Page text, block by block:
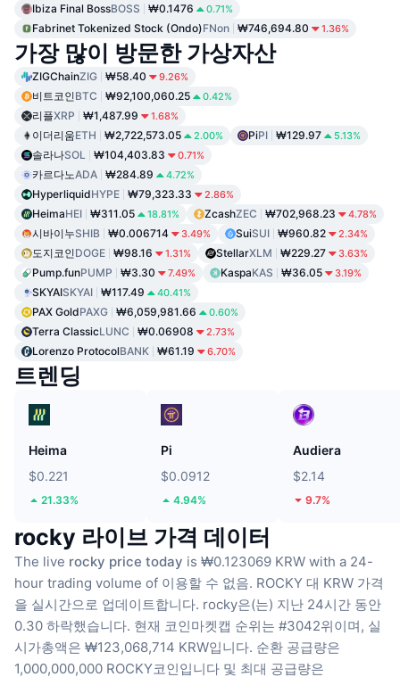
Ibiza Final BossBOSS ₩0.1476 0.71%
Fabrinet Tokenized Stock (Ondo)FNon ₩746,694.80 1.36%
가장 많이 방문한 가상자산
ZIGChainZIG ₩58.40 9.26%
비트코인BTC ₩92,100,060.25 0.42%
리플XRP ₩1,487.99 1.68%
이더리움ETH ₩2,722,573.05 2.00% PiPI ₩129.97 5.13%
솔라나SOL ₩104,403.83 0.71%
카르다노ADA ₩284.89 4.72%
HyperliquidHYPE ₩79,323.33 2.86%
HeimaHEI ₩311.05 18.81% ZcashZEC ₩702,968.23 4.78%
시바이누SHIB ₩0.006714 3.49% SuiSUI ₩960.82 2.34%
도지코인DOGE ₩98.16 1.31% StellarXLM ₩229.27 3.63%
Pump.funPUMP ₩3.30 7.49% KaspaKAS ₩36.05 3.19%
SKYAISKYAI ₩117.49 40.41%
PAX GoldPAXG ₩6,059,981.66 0.60%
Terra ClassicLUNC ₩0.06908 2.73%
Lorenzo ProtocolBANK ₩61.19 6.70%
트렌딩
Heima
$0.221
21.33%
Pi
$0.0912
4.94%
Audiera
$2.14
9.7%
rocky 라이브 가격 데이터
The live rocky price today is ₩0.123069 KRW with a 24-
hour trading volume of 이용할 수 없음. ROCKY 대 KRW 가격
을 실시간으로 업데이트합니다. rocky은(는) 지난 24시간 동안
0.30 하락했습니다. 현재 코인마켓캡 순위는 #3042위이며, 실
시가총액은 ₩123,068,714 KRW입니다. 순환 공급량은
1,000,000,000 ROCKY코인입니다 및 최대 공급량은